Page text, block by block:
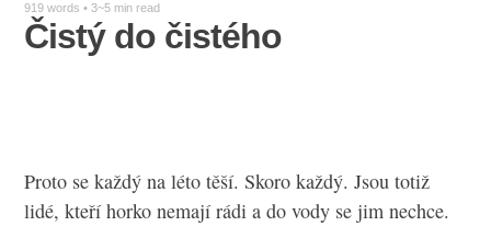
919 words • 3~5 min read
Čistý do čistého
Proto se každý na léto těší. Skoro každý. Jsou totiž
lidé, kteří horko nemají rádi a do vody se jim nechce.